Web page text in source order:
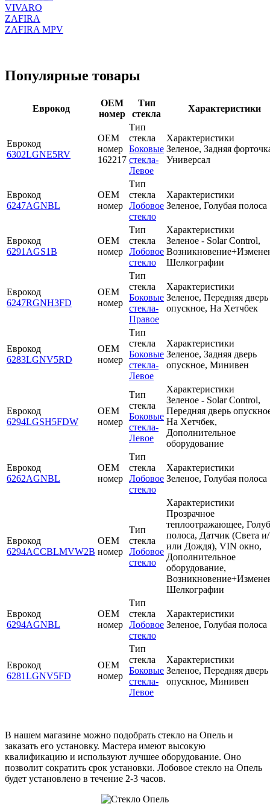
VIVARO
ZAFIRA
ZAFIRA MPV
Популярные товары
Еврокод
OEM
номер
Тип
стекла
Характеристики
Еврокод
6302LGNE5RV
OEM
номер
162217
Тип
стекла
Боковые
стекла-
Левое
Характеристики
Зеленое, Задняя
Универсал
Еврокод
6247AGNBL
OEM
номер
Тип
стекла
Лобовое
стекло
Характеристики
Зеленое, Голубая полоса
Еврокод
6291AGS1B
OEM
номер
Тип
стекла
Лобовое
стекло
Характеристики
Зеленое - Solar Control,
Шелкографии
Еврокод
6247RGNH3FD
OEM
номер
Тип
стекла
Боковые
стекла-
Правое
Характеристики
Зеленое, Передняя дверь
опускное, На Хетчбек
Еврокод
6283LGNV5RD
OEM
номер
Тип
стекла
Боковые
стекла-
Левое
Характеристики
Зеленое, Задняя дверь
опускное, Минивен
Еврокод
6294LGSH5FDW
OEM
номер
Тип
стекла
Боковые
стекла-
Левое
Характеристики
Зеленое - Solar Control,
Передняя дверь
На Хетчбек,
Дополнительное
оборудование
Еврокод
6262AGNBL
OEM
номер
Тип
стекла
Лобовое
стекло
Характеристики
Зеленое, Голубая полоса
Еврокод
6294ACCBLMVW2B
OEM
номер
Тип
стекла
Лобовое
стекло
Характеристики
Прозрачное
теплоотражающее,
полоса, Датчик (Света и/
или Дождя), VIN окно,
Дополнительное
оборудование,
Шелкографии
Еврокод
6294AGNBL
OEM
номер
Тип
стекла
Лобовое
стекло
Характеристики
Зеленое, Голубая полоса
Еврокод
6281LGNV5FD
OEM
номер
Тип
стекла
Боковые
стекла-
Левое
Характеристики
Зеленое, Передняя дверь
опускное, Минивен
В нашем магазине можно подобрать стекло на Опель и
заказать его установку. Мастера имеют высокую
квалификацию и используют лучшее оборудование. Оно
позволит сократить срок установки. Лобовое стекло на Опель
будет установлено в течение 2-3 часов.